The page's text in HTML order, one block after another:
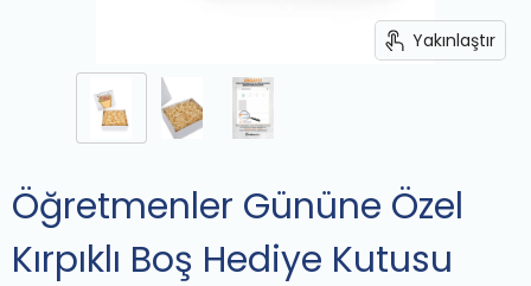
Yakınlaştır
Öğretmenler Gününe Özel
Kırpıklı Boş Hediye Kutusu